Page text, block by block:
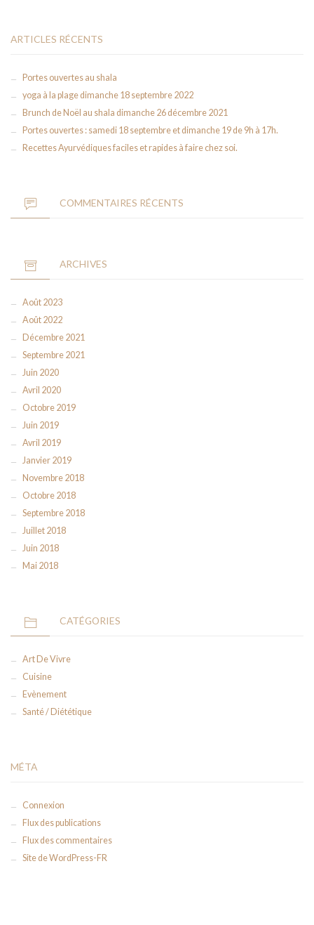
ARTICLES RÉCENTS
Portes ouvertes au shala
yoga à la plage dimanche 18 septembre 2022
Brunch de Noël au shala dimanche 26 décembre 2021
Portes ouvertes : samedi 18 septembre et dimanche 19 de 9h à 17h.
Recettes Ayurvédiques faciles et rapides à faire chez soi.
COMMENTAIRES RÉCENTS
ARCHIVES
Août 2023
Août 2022
Décembre 2021
Septembre 2021
Juin 2020
Avril 2020
Octobre 2019
Juin 2019
Avril 2019
Janvier 2019
Novembre 2018
Octobre 2018
Septembre 2018
Juillet 2018
Juin 2018
Mai 2018
CATÉGORIES
Art De Vivre
Cuisine
Evènement
Santé / Diététique
MÉTA
Connexion
Flux des publications
Flux des commentaires
Site de WordPress-FR